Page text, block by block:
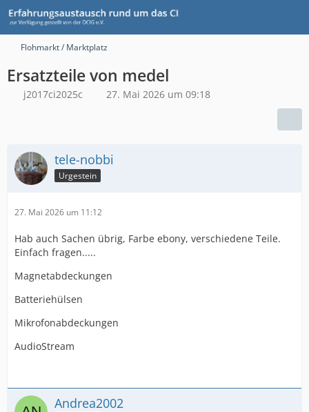
Flohmarkt / Marktplatz
Ersatzteile von medel
j2017ci2025c 27. Mai 2026 um 09:18
tele-nobbi
Urgestein
27. Mai 2026 um 11:12
Hab auch Sachen übrig, Farbe ebony, verschiedene Teile.
Einfach fragen.....
Magnetabdeckungen
Batteriehülsen
Mikrofonabdeckungen
AudioStream
Andrea2002